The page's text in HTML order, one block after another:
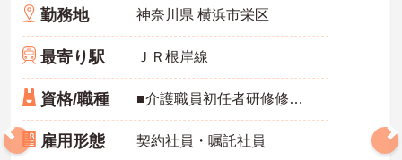
勤務地 神奈川県 横浜市栄区
最寄り駅 ＪＲ根岸線
資格/職種 ■介護職員初任者研修修了者（ヘルパー2級）以上
雇用形態 契約社員・嘱託社員